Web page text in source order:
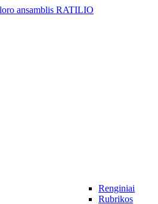
Renginiai
Rubrikos